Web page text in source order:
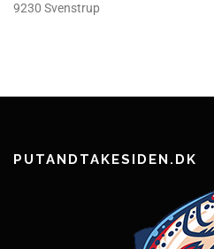
9230 Svenstrup
PUTANDTAKESIDEN.DK